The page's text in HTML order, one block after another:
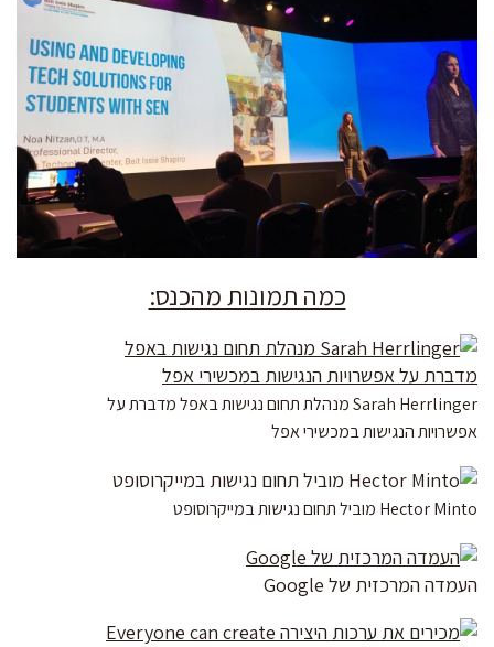
כמה תמונות מהכנס:
Sarah Herrlinger מנהלת תחום נגישות באפל מדברת על
אפשרויות הנגישות במכשירי אפל
Hector Minto מוביל תחום נגישות במייקרוסופט
העמדה המרכזית של Google